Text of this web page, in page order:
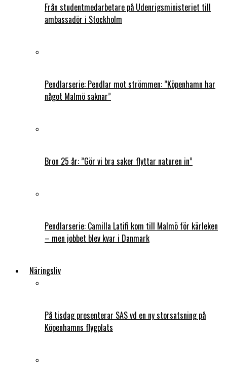
Från studentmedarbetare på Udenrigsministeriet till
ambassadör i Stockholm
Pendlarserie: Pendlar mot strömmen: ”Köpenhamn har
något Malmö saknar”
Bron 25 år: ”Gör vi bra saker flyttar naturen in”
Pendlarserie: Camilla Latifi kom till Malmö för kärleken
– men jobbet blev kvar i Danmark
Näringsliv
På tisdag presenterar SAS vd en ny storsatsning på
Köpenhamns flygplats